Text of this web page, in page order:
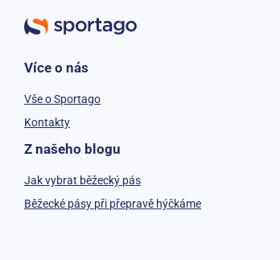
Více o nás
Vše o Sportago
Kontakty
Z našeho blogu
Jak vybrat běžecký pás
Běžecké pásy při přepravě hýčkáme